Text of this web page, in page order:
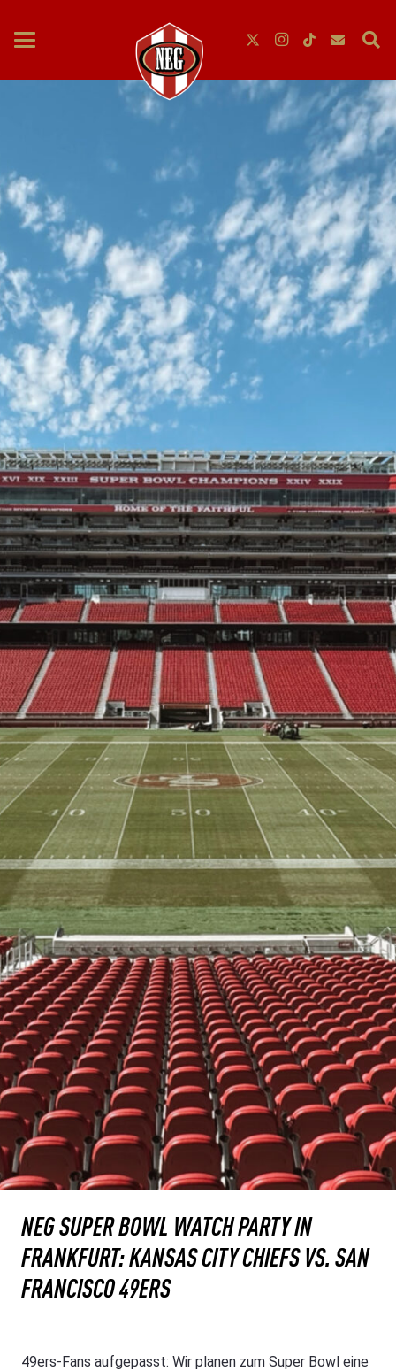
NEG SUPER BOWL WATCH PARTY IN
FRANKFURT: KANSAS CITY CHIEFS VS. SAN
FRANCISCO 49ERS
49ers-Fans aufgepasst: Wir planen zum Super Bowl eine